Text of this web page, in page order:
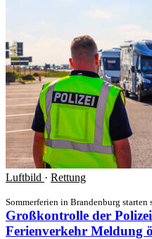
Luftbild · Rettung
Sommerferien in Brandenburg
Großkontrolle der
Ferienverkehr Meldung